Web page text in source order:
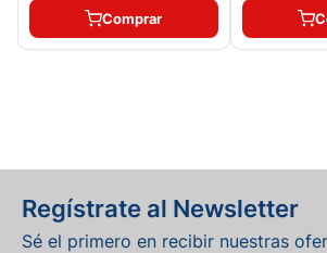
Comprar
Regístrate al Newsletter
Sé el primero en recibir nuestras